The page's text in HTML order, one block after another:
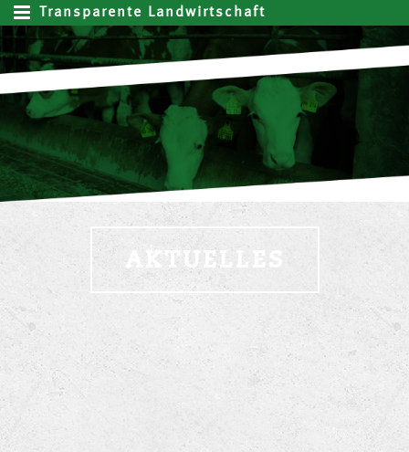
Transparente Landwirtschaft
AKTUELLES